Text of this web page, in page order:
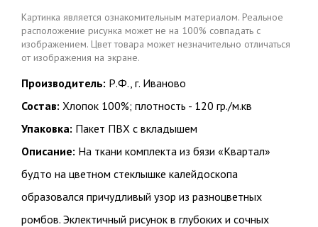
Картинка является ознакомительным материалом. Реальное
расположение рисунка может не на 100% совпадать с
изображением. Цвет товара может незначительно отличаться
от изображения на экране.
Производитель: Р.Ф., г. Иваново
Состав: Хлопок 100%; плотность - 120 гр./м.кв
Упаковка: Пакет ПВХ с вкладышем
Описание: На ткани комплекта из бязи «Квартал»
будто на цветном стеклышке калейдоскопа
образовался причудливый узор из разноцветных
ромбов. Эклектичный рисунок в глубоких и сочных